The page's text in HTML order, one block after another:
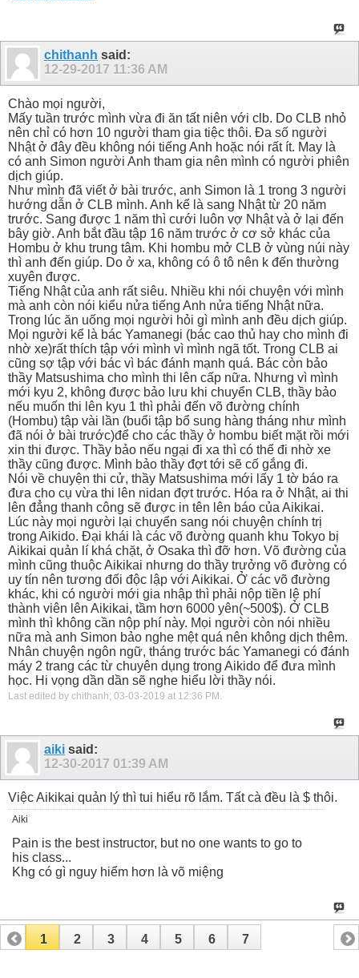
chithanh said:
12-29-2017 11:36 AM
Chào mọi người,
Mấy tuần trước mình vừa đi ăn tất niên với clb. Do CLB nhỏ
nên chỉ có hơn 10 người tham gia tiệc thôi. Đa số người
Nhật ở đây đều không nói tiếng Anh hoặc nói rất ít. May là
có anh Simon người Anh tham gia nên mình có người phiên
dịch giúp.
Như mình đã viết ở bài trước, anh Simon là 1 trong 3 người
hướng dẫn ở CLB mình. Anh kể là sang Nhật từ 20 năm
trước. Sang được 1 năm thì cưới luôn vợ Nhật và ở lại đến
bây giờ. Anh bắt đầu tập 16 năm trước ở cơ sở khác của
Hombu ở khu trung tâm. Khi hombu mở CLB ở vùng núi này
thì anh đến giúp. Do ở xa, không có ô tô nên k đến thường
xuyên được.
Tiếng Nhật của anh rất siêu. Nhiều khi nói chuyện với mình
mà anh còn nói kiểu nửa tiếng Anh nửa tiếng Nhật nữa.
Trong lúc ăn uống mọi người hỏi gì mình anh đều dịch giúp.
Mọi người kể là bác Yamanegi (bác cao thủ hay cho mình đi
nhờ xe)rất thích tập với mình vì mình ngã tốt. Trong CLB ai
cũng sợ tập với bác vì bác đánh mạnh quá. Bác còn bảo
thầy Matsushima cho mình thi lên cấp nữa. Nhưng vì mình
mới kyu 2, không được bảo lưu khi chuyển CLB, thầy bảo
nếu muốn thi lên kyu 1 thì phải đến võ đường chính
(Hombu) tập vài lần (buổi tập bổ sung hàng tháng như mình
đã nói ở bài trước)để cho các thầy ở hombu biết mặt rồi mới
xin thi được. Thầy bảo nếu ngại đi xa thì có thể đi nhờ xe
thầy cũng được. Mình bảo thầy đợt tới sẽ cố gắng đi.
Nói về chuyện thi cử, thầy Matsushima mới lấy 1 tờ báo ra
đưa cho cụ vừa thi lên nidan đợt trước. Hóa ra ở Nhật, ai thi
lên đẳng thanh công sẽ được in tên lên báo của Aikikai.
Lúc này mọi người lại chuyển sang nói chuyện chính trị
trong Aikido. Đại khái là các võ đường quanh khu Tokyo bị
Aikikai quản lí khá chặt, ở Osaka thì đỡ hơn. Võ đường của
mình cũng thuộc Aikikai nhưng do thầy trưởng võ đường có
uy tín nên tương đối độc lập với Aikikai. Ở các võ đường
khác, khi có người mới gia nhập thì phải nộp tiền lệ phí
thành viên lên Aikikai, tầm hơn 6000 yên(~500$). Ở CLB
mình thì không cần nộp phí này. Mọi người còn nói nhiều
nữa mà anh Simon bảo nghe mệt quá nên không dịch thêm.
Nhân chuyện ngôn ngữ, tháng trước bác Yamanegi có đánh
máy 2 trang các từ chuyên dụng trong Aikido để đưa mình
học. Hi vọng dần dần sẽ nghe hiểu lời thầy nói.
Last edited by chithanh; 03-03-2019 at 12:36 PM
aiki said:
12-30-2017 01:39 AM
Việc Aikikai quản lý thì tui hiểu rõ lắm. Tất cà đều là $ thôi.
Aiki
Pain is the best instructor, but no one wants to go to
his class...
Khg có gì nguy hiểm hơn là võ miệng
1 2 3 4 5 6 7